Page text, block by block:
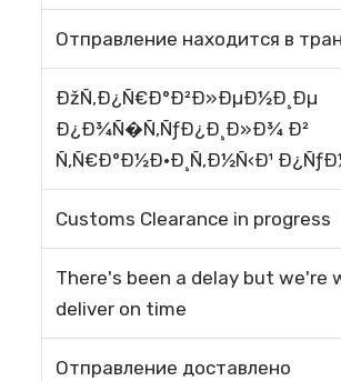
Отправление находится в
ÐžÑ‚Ð¿Ñ€Ð°Ð²Ð»ÐµÐ½Ð¸Ðµ
Ð¿Ð¾Ñ�Ñ‚ÑƒÐ¿Ð¸Ð»Ð¾ Ð²
Ñ‚Ñ€Ð°Ð½Ð·Ð¸Ñ‚Ð½Ñ‹Ð¹
Customs Clearance in progress
There's been a delay but we're
deliver on time
Отправление доставлено